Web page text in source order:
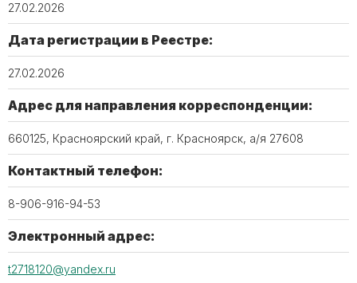
27.02.2026
Дата регистрации в Реестре:
27.02.2026
Адрес для направления корреспонденции:
660125, Красноярский край, г. Красноярск, а/я 27608
Контактный телефон:
8-906-916-94-53
Электронный адрес:
t2718120@yandex.ru